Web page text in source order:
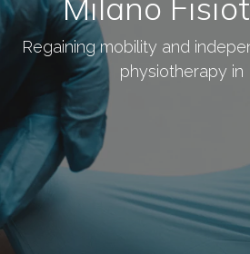
Regaining mobility and
physiotherapy in